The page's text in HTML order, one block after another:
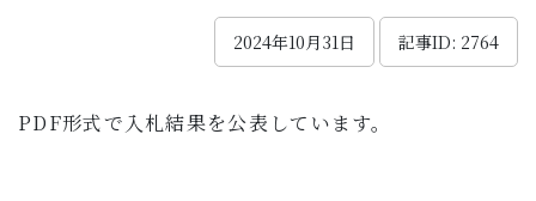
くらしの情報
2024年10月31日 記事ID: 2764
PDF形式で入札結果を公表しています。